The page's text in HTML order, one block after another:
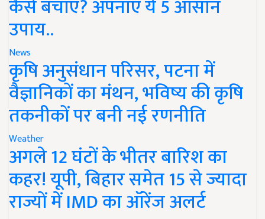
कैसे बचाएं? अपनाएं ये 5 आसान
उपाय..
News
कृषि अनुसंधान परिसर, पटना में
वैज्ञानिकों का मंथन, भविष्य की कृषि
तकनीकों पर बनी नई रणनीति
Weather
अगले 12 घंटों के भीतर बारिश का
कहर! यूपी, बिहार समेत 15 से ज्यादा
राज्यों में IMD का ऑरेंज अलर्ट